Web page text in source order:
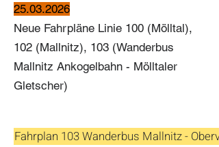
25.03.2026
Neue Fahrpläne Linie 100 (Mölltal),
102 (Mallnitz), 103 (Wanderbus
Mallnitz Ankogelbahn - Mölltaler
Gletscher)
Fahrplan 103 Wanderbus Mallnitz -